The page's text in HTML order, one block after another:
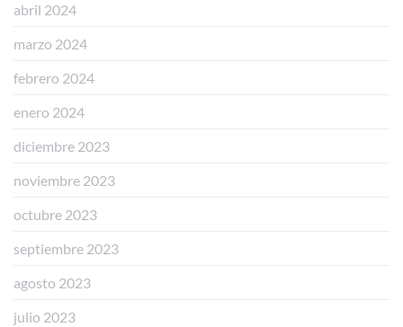
abril 2024
marzo 2024
febrero 2024
enero 2024
diciembre 2023
noviembre 2023
octubre 2023
septiembre 2023
agosto 2023
julio 2023